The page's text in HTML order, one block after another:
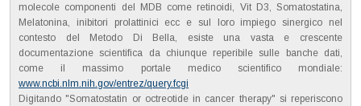
molecole componenti del MDB come retinoidi, Vit D3, Somatostatina,
Melatonina, inibitori prolattinici ecc e sul loro impiego sinergico nel
contesto del Metodo Di Bella, esiste una vasta e crescente
documentazione scientifica da chiunque reperibile sulle banche dati,
come il massimo portale medico scientifico mondiale:
www.ncbi.nlm.nih.gov/entrez/query.fcgi
Digitando "Somatostatin or octreotide in cancer therapy" si reperiscono